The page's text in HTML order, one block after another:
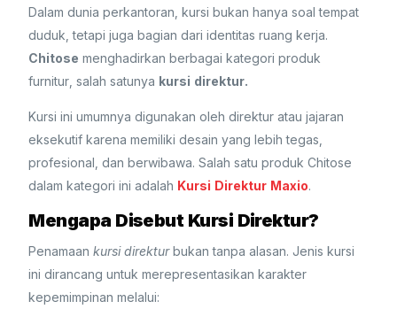
Dalam dunia perkantoran, kursi bukan hanya soal tempat
duduk, tetapi juga bagian dari identitas ruang kerja.
Chitose menghadirkan berbagai kategori produk
furnitur, salah satunya kursi direktur.
Kursi ini umumnya digunakan oleh direktur atau jajaran
eksekutif karena memiliki desain yang lebih tegas,
profesional, dan berwibawa. Salah satu produk Chitose
dalam kategori ini adalah Kursi Direktur Maxio.
Mengapa Disebut Kursi Direktur?
Penamaankursi direkturbukan tanpa alasan. Jenis kursi
ini dirancang untuk merepresentasikan karakter
kepemimpinan melalui: